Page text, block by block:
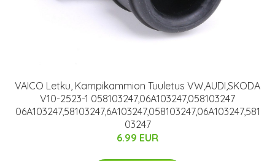
VAICO Letku, Kampikammion Tuuletus VW,AUDI,SKODA
V10-2523-1 058103247,06A103247,058103247
06A103247,58103247,6A103247,058103247,06A103247,581
03247
6.99 EUR